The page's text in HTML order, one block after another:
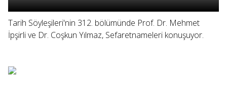
Tarih Söyleşileri'nin 312. bölümünde Prof. Dr. Mehmet
İpşirli ve Dr. Coşkun Yılmaz, Sefaretnameleri konuşuyor.